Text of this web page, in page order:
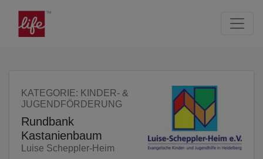
Seite
Klicken Sie, um die Navigation zu überspringen und zum
KATEGORIE: KINDER- &
JUGENDFÖRDERUNG
Rundbank
Kastanienbaum
Luise Scheppler-Heim